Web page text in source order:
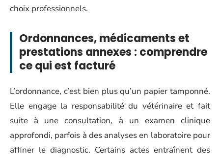
choix professionnels.
Ordonnances, médicaments et
prestations annexes : comprendre
ce qui est facturé
L’ordonnance, c’est bien plus qu’un papier tamponné.
Elle engage la responsabilité du vétérinaire et fait
suite à une consultation, à un examen clinique
approfondi, parfois à des analyses en laboratoire pour
affiner le diagnostic. Certains actes entraînent des